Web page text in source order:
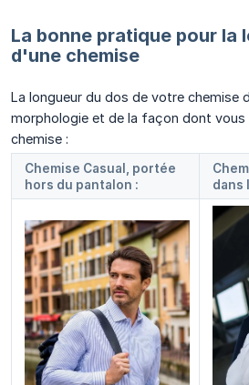
La bonne pratique pour la
d'une chemise
La longueur du dos de votre chemise
morphologie et de la façon dont
chemise :
Chemise Casual, portée
hors du pantalon :
dans